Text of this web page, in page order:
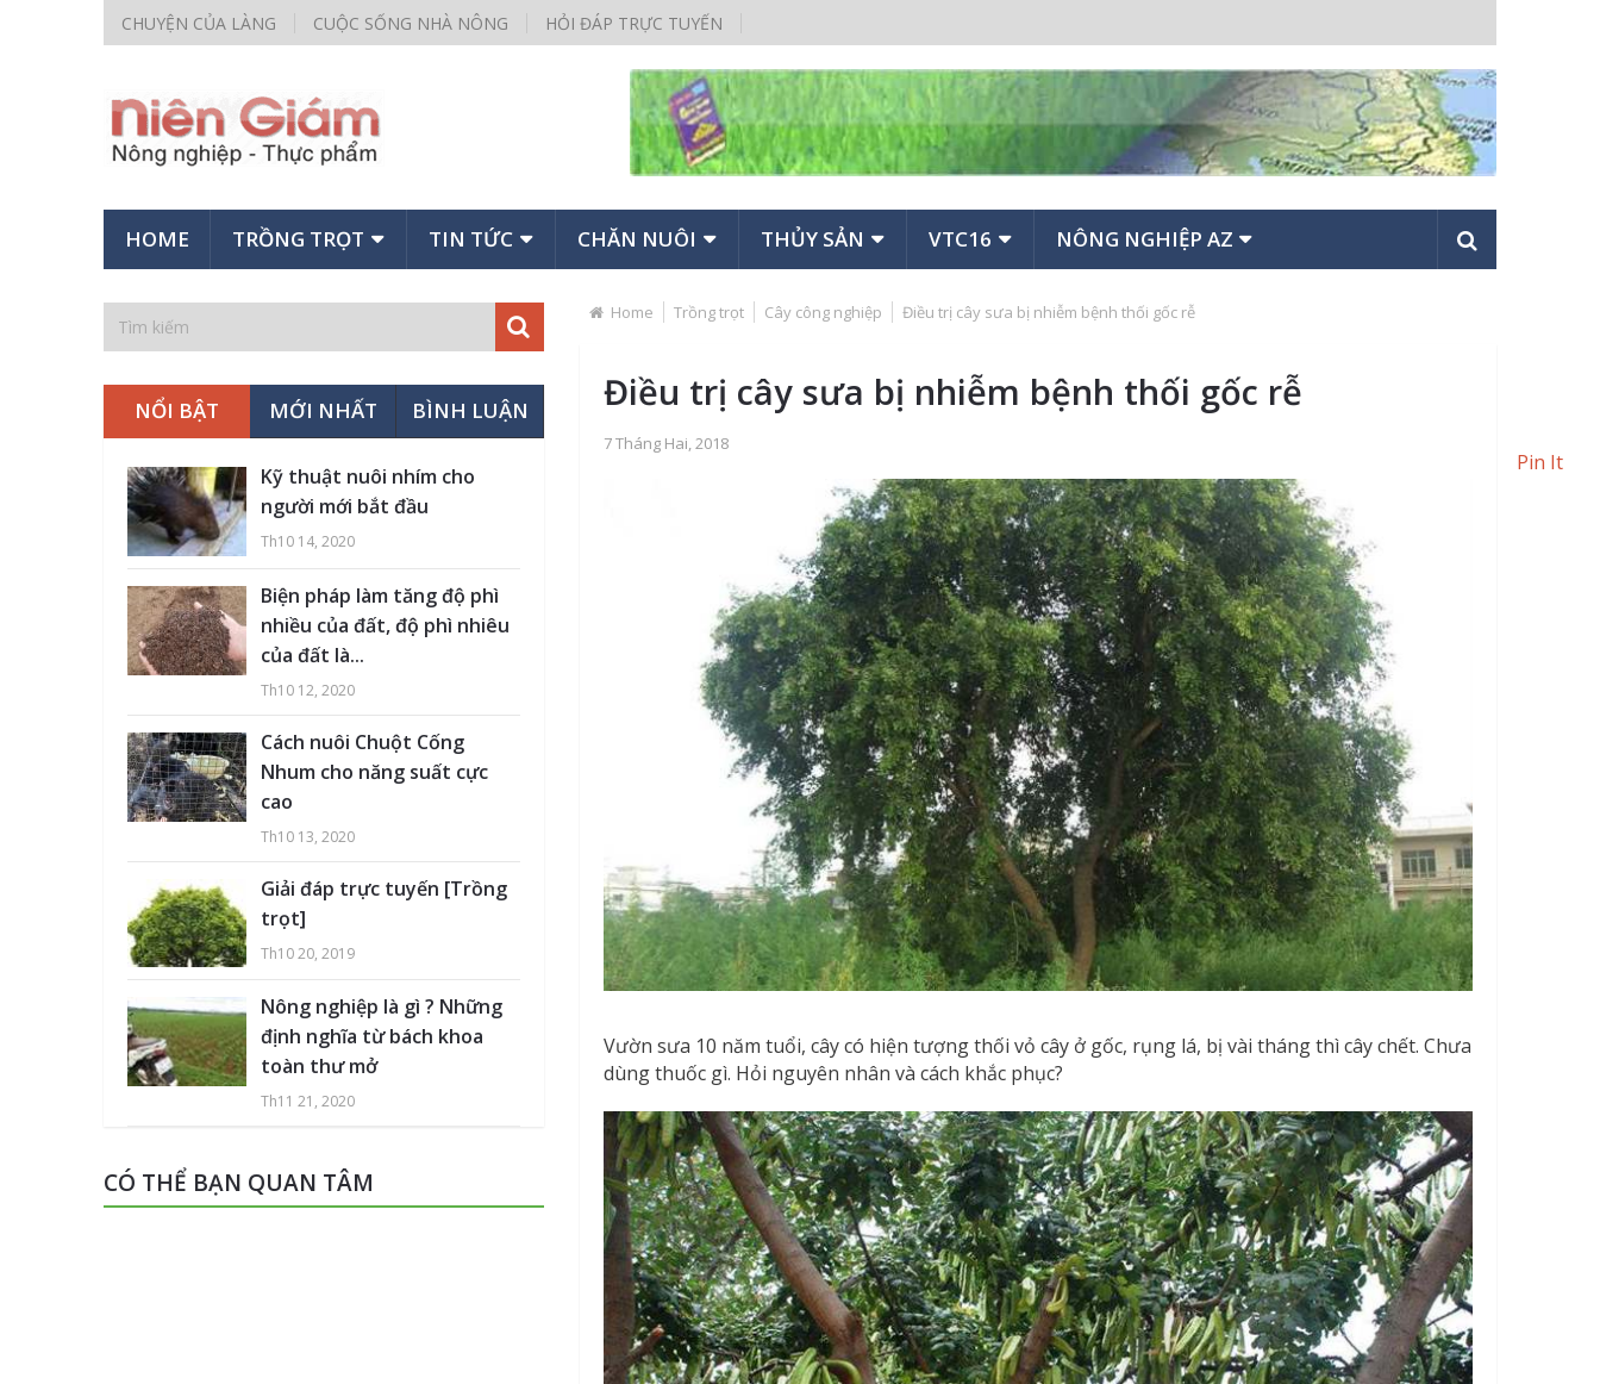
CHUYỆN CỦA LÀNG CUỘC SỐNG NHÀ NÔNG HỎI ĐÁP TRỰC TUYẾN
HOME TRỒNG TRỌT TIN TỨC CHĂN NUÔI THỦY SẢN VTC16 NÔNG NGHIỆP AZ
Home Trồng trọt Cây công nghiệp Điều trị cây sưa bị nhiễm bệnh thối gốc rễ
Điều trị cây sưa bị nhiễm bệnh thối gốc rễ
7 Tháng Hai, 2018
Vườn sưa 10 năm tuổi, cây có hiện tượng thối vỏ cây ở gốc, rụng lá, bị vài tháng thì cây chết. Chưa
dùng thuốc gì. Hỏi nguyên nhân và cách khắc phục?
Pin It
NỔI BẬT MỚI NHẤT BÌNH LUẬN
Kỹ thuật nuôi nhím cho
người mới bắt đầu
Th10 14, 2020
Biện pháp làm tăng độ phì
nhiều của đất, độ phì nhiêu
của đất là...
Th10 12, 2020
Cách nuôi Chuột Cống
Nhum cho năng suất cực
cao
Th10 13, 2020
Giải đáp trực tuyến [Trồng
trọt]
Th10 20, 2019
Nông nghiệp là gì ? Những
định nghĩa từ bách khoa
toàn thư mở
Th11 21, 2020
CÓ THỂ BẠN QUAN TÂM